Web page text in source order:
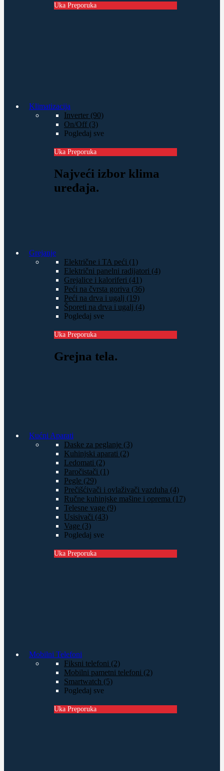
Uka Preporuka
Klimatizacija
Inverter (90)
On/Off (3)
Pogledaj sve
Uka Preporuka
Najveći izbor klima
uređaja.
Grejanje
Električne i TA peći (1)
Električni panelni radijatori (4)
Grejalice i kaloriferi (41)
Peći na čvrsta goriva (36)
Peći na drva i ugalj (19)
Šporeti na drva i ugalj (4)
Pogledaj sve
Uka Preporuka
Grejna tela.
Kućni Aparati
Daske za peglanje (3)
Kuhinjski aparati (2)
Ledomati (2)
Paročistači (1)
Pegle (29)
Prečišćivači i ovlaživači vazduha (4)
Ručne kuhinjske mašine i oprema (17)
Telesne vage (9)
Usisivači (43)
Vage (3)
Pogledaj sve
Uka Preporuka
Mobilni Telefoni
Fiksni telefoni (2)
Mobilni pametni telefoni (2)
Smartwatch (5)
Pogledaj sve
Uka Preporuka